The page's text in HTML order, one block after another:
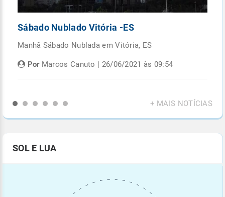
Sábado Nublado Vitória -ES
Manhã Sábado Nublada em Vitória, ES
PorMarcos Canuto | 26/06/2021 às 09:54
+ MAIS NOTÍCIAS
SOL E LUA